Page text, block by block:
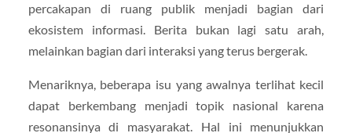
percakapan di ruang publik menjadi bagian dari
ekosistem informasi. Berita bukan lagi satu arah,
melainkan bagian dari interaksi yang terus bergerak.
Menariknya, beberapa isu yang awalnya terlihat kecil
dapat berkembang menjadi topik nasional karena
resonansinya di masyarakat. Hal ini menunjukkan